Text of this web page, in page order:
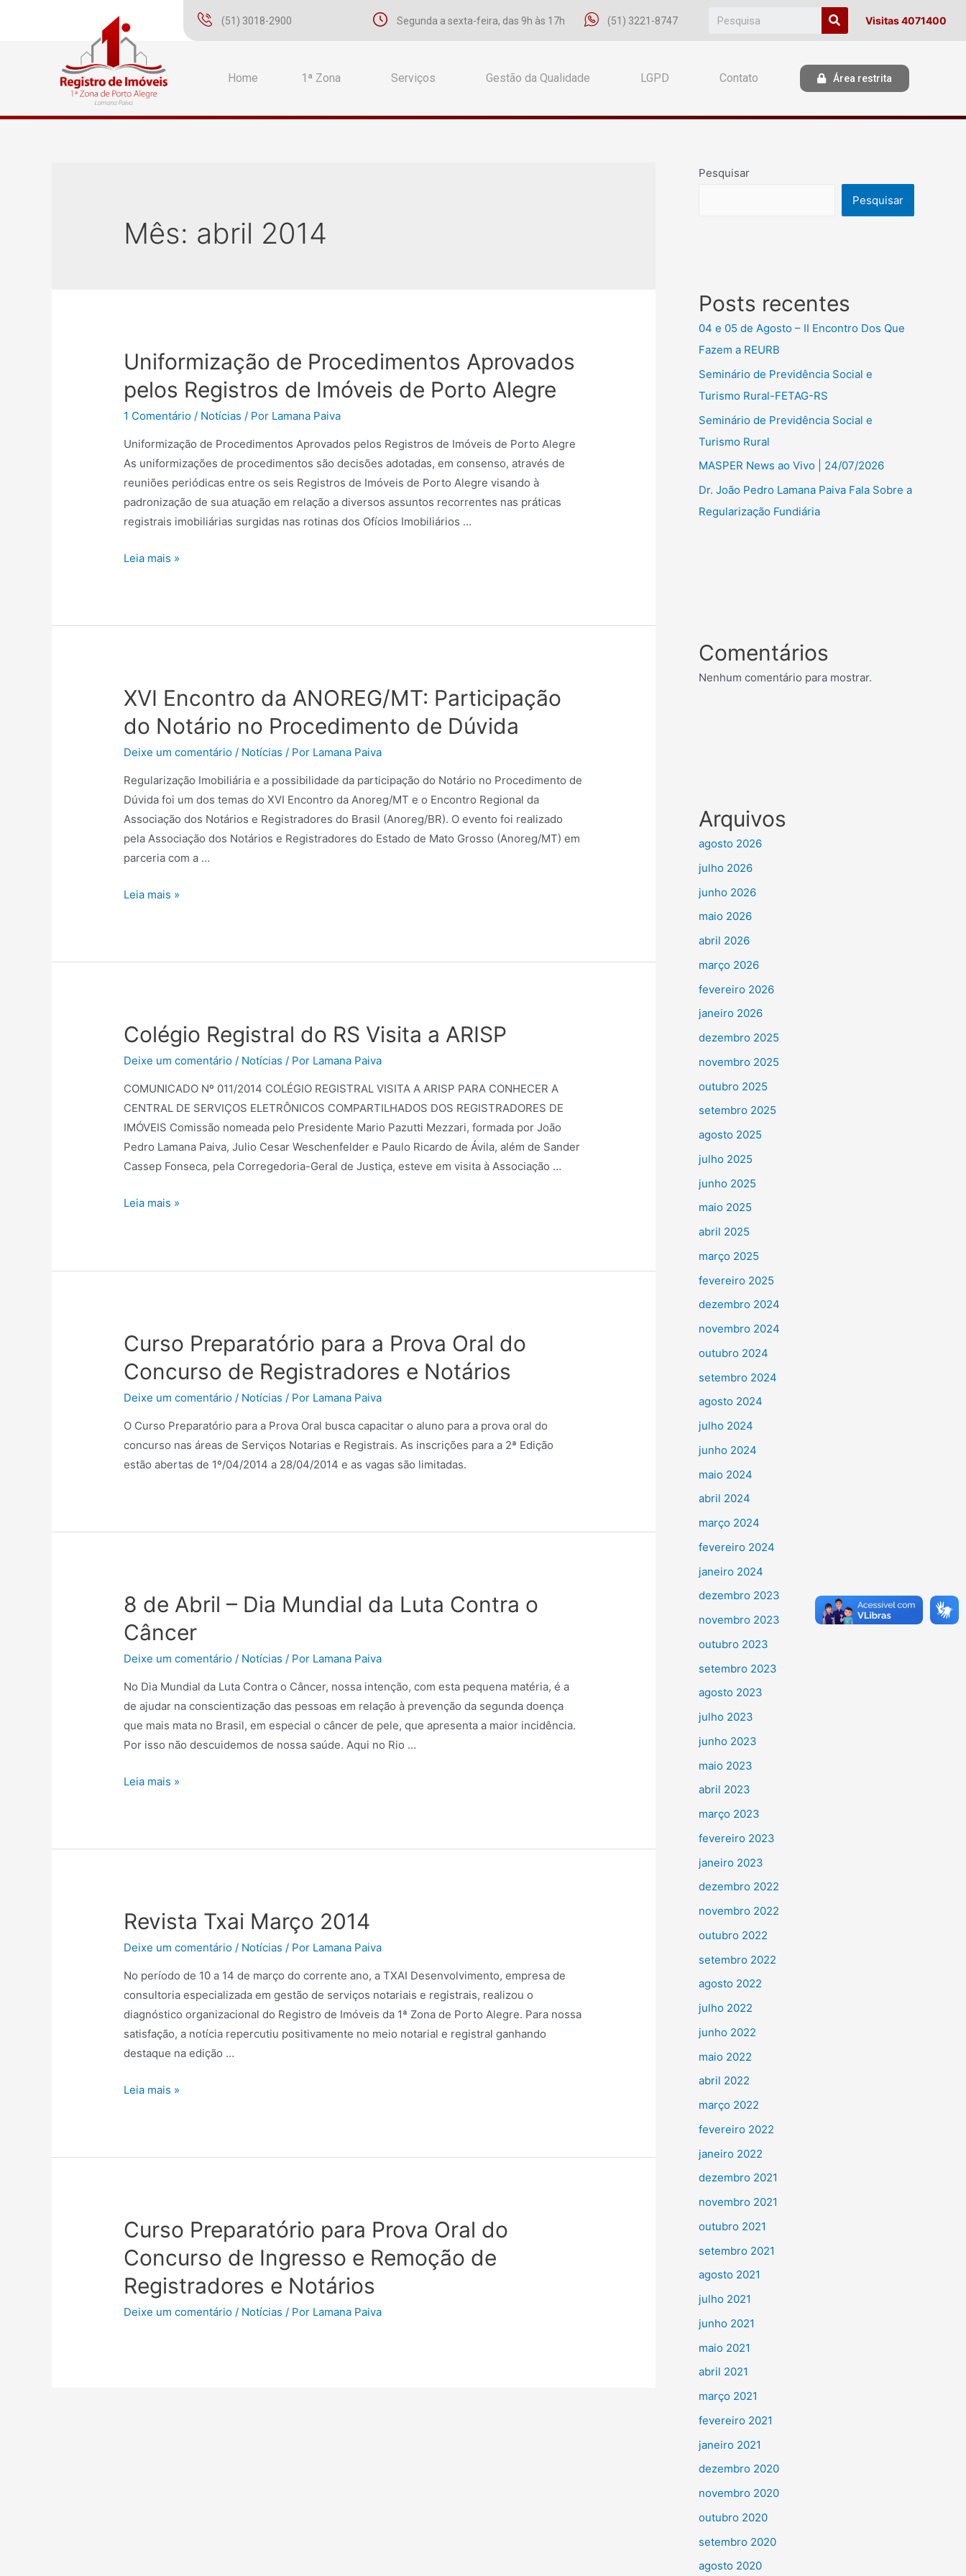
(51) 3018-2900 Segunda a sexta-feira, das 9h às 17h (51) 3221-8747 Visitas 4071400
Home 1ª Zona Serviços Gestão da Qualidade LGPD Contato Área restrita
Mês: abril 2014
Uniformização de Procedimentos Aprovados
pelos Registros de Imóveis de Porto Alegre
1 Comentário / Notícias / Por Lamana Paiva
Uniformização de Procedimentos Aprovados pelos Registros de Imóveis de Porto Alegre
As uniformizações de procedimentos são decisões adotadas, em consenso, através de
reuniões periódicas entre os seis Registros de Imóveis de Porto Alegre visando à
padronização de sua atuação em relação a diversos assuntos recorrentes nas práticas
registrais imobiliárias surgidas nas rotinas dos Ofícios Imobiliários …
Leia mais »
XVI Encontro da ANOREG/MT: Participação
do Notário no Procedimento de Dúvida
Deixe um comentário / Notícias / Por Lamana Paiva
Regularização Imobiliária e a possibilidade da participação do Notário no Procedimento de
Dúvida foi um dos temas do XVI Encontro da Anoreg/MT e o Encontro Regional da
Associação dos Notários e Registradores do Brasil (Anoreg/BR). O evento foi realizado
pela Associação dos Notários e Registradores do Estado de Mato Grosso (Anoreg/MT) em
parceria com a …
Leia mais »
Colégio Registral do RS Visita a ARISP
Deixe um comentário / Notícias / Por Lamana Paiva
COMUNICADO Nº 011/2014 COLÉGIO REGISTRAL VISITA A ARISP PARA CONHECER A
CENTRAL DE SERVIÇOS ELETRÔNICOS COMPARTILHADOS DOS REGISTRADORES DE
IMÓVEIS Comissão nomeada pelo Presidente Mario Pazutti Mezzari, formada por João
Pedro Lamana Paiva, Julio Cesar Weschenfelder e Paulo Ricardo de Ávila, além de Sander
Cassep Fonseca, pela Corregedoria-Geral de Justiça, esteve em visita à Associação …
Leia mais »
Curso Preparatório para a Prova Oral do
Concurso de Registradores e Notários
Deixe um comentário / Notícias / Por Lamana Paiva
O Curso Preparatório para a Prova Oral busca capacitar o aluno para a prova oral do
concurso nas áreas de Serviços Notarias e Registrais. As inscrições para a 2ª Edição
estão abertas de 1º/04/2014 a 28/04/2014 e as vagas são limitadas.
8 de Abril – Dia Mundial da Luta Contra o
Câncer
Deixe um comentário / Notícias / Por Lamana Paiva
No Dia Mundial da Luta Contra o Câncer, nossa intenção, com esta pequena matéria, é a
de ajudar na conscientização das pessoas em relação à prevenção da segunda doença
que mais mata no Brasil, em especial o câncer de pele, que apresenta a maior incidência.
Por isso não descuidemos de nossa saúde. Aqui no Rio …
Leia mais »
Revista Txai Março 2014
Deixe um comentário / Notícias / Por Lamana Paiva
No período de 10 a 14 de março do corrente ano, a TXAI Desenvolvimento, empresa de
consultoria especializada em gestão de serviços notariais e registrais, realizou o
diagnóstico organizacional do Registro de Imóveis da 1ª Zona de Porto Alegre. Para nossa
satisfação, a notícia repercutiu positivamente no meio notarial e registral ganhando
destaque na edição …
Leia mais »
Curso Preparatório para Prova Oral do
Concurso de Ingresso e Remoção de
Registradores e Notários
Deixe um comentário / Notícias / Por Lamana Paiva
Pesquisar
Pesquisar
Posts recentes
04 e 05 de Agosto – II Encontro Dos Que
Fazem a REURB
Seminário de Previdência Social e
Turismo Rural-FETAG-RS
Seminário de Previdência Social e
Turismo Rural
MASPER News ao Vivo | 24/07/2026
Dr. João Pedro Lamana Paiva Fala Sobre a
Regularização Fundiária
Comentários
Nenhum comentário para mostrar.
Arquivos
agosto 2026
julho 2026
junho 2026
maio 2026
abril 2026
março 2026
fevereiro 2026
janeiro 2026
dezembro 2025
novembro 2025
outubro 2025
setembro 2025
agosto 2025
julho 2025
junho 2025
maio 2025
abril 2025
março 2025
fevereiro 2025
dezembro 2024
novembro 2024
outubro 2024
setembro 2024
agosto 2024
julho 2024
junho 2024
maio 2024
abril 2024
março 2024
fevereiro 2024
janeiro 2024
dezembro 2023
novembro 2023
outubro 2023
setembro 2023
agosto 2023
julho 2023
junho 2023
maio 2023
abril 2023
março 2023
fevereiro 2023
janeiro 2023
dezembro 2022
novembro 2022
outubro 2022
setembro 2022
agosto 2022
julho 2022
junho 2022
maio 2022
abril 2022
março 2022
fevereiro 2022
janeiro 2022
dezembro 2021
novembro 2021
outubro 2021
setembro 2021
agosto 2021
julho 2021
junho 2021
maio 2021
abril 2021
março 2021
fevereiro 2021
janeiro 2021
dezembro 2020
novembro 2020
outubro 2020
setembro 2020
agosto 2020